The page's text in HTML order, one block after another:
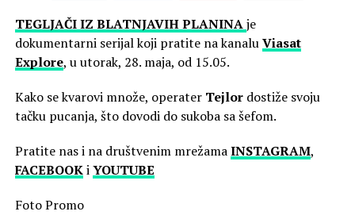
TEGLJAČI IZ BLATNJAVIH PLANINAje
dokumentarni serijal koji pratite na kanaluViasat
Explore, u utorak, 28. maja, od 15.05.
Kako se kvarovi množe, operater Tejlordostiže svoju
tačku pucanja, što dovodi do sukoba sa šefom.
Pratite nas i na društvenim mrežamaINSTAGRAM,
FACEBOOKiYOUTUBE
Foto Promo